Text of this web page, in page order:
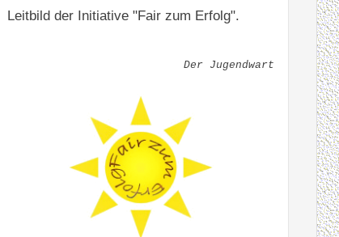
Leitbild der Initiative "Fair zum Erfolg".
Der Jugendwart